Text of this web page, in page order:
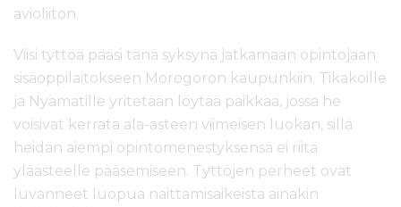
avioliiton.
Viisi tyttöä pääsi tänä syksynä jatkamaan opintojaan
sisäoppilaitokseen Morogoron kaupunkiin. Tikakoille
ja Nyamatille yritetään löytää paikkaa, jossa he
voisivat kerrata ala-asteen viimeisen luokan, sillä
heidän aiempi opintomenestyksensä ei riitä
yläasteelle pääsemiseen. Tyttöjen perheet ovat
luvanneet luopua naittamisaikeista ainakin